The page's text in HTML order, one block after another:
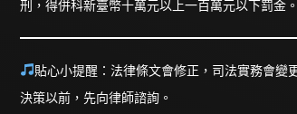
刑，得併科新臺幣十萬元以上一百萬元以下罰金。
貼心小提醒：法律條文會修正，司法實務會
決策以前，先向律師諮詢。